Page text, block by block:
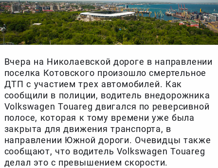
Вчера на Николаевской дороге в направлении
поселка Котовского произошло смертельное
ДТП с участием трех автомобилей. Как
сообщили в полиции, водитель внедорожника
Volkswagen Touareg двигался по реверсивной
полосе, которая к тому времени уже была
закрыта для движения транспорта, в
направлении Южной дороги. Очевидцы также
сообщают, что водитель Volkswagen Touareg
делал это с превышением скорости.